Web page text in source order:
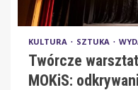
KULTURA SZTUKA
Twórcze
MOKiS: